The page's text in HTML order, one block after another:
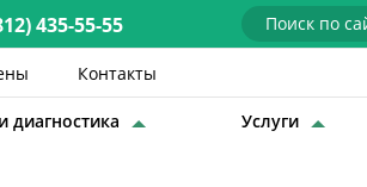
435-55-55
Контакты
диагностика Услуги